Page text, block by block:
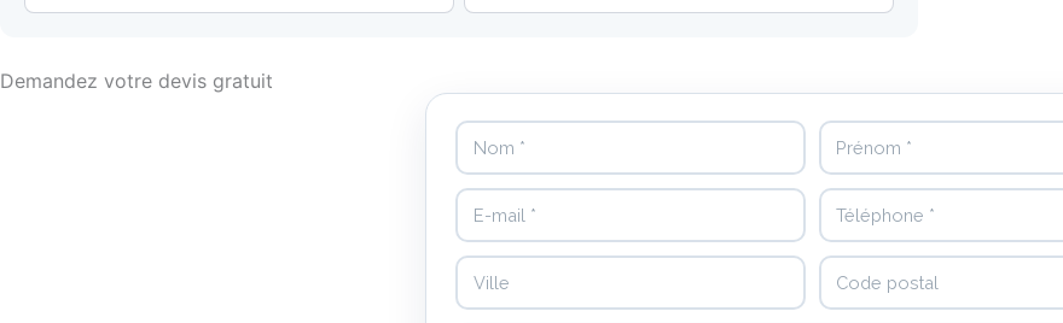
Demandez votre devis gratuit
Nom Prénom
E-mail Téléphone
Ville Code postal